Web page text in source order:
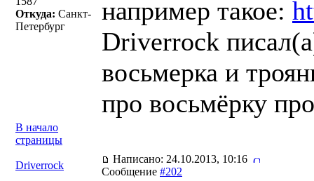
Откуда: Санкт-
Петербург
например такое:
Driverrock
восьмерка и
про восьмёрку
В начало
страницы
Driverrock
Написано: 24.10.2013, 10:16
Сообщение #202